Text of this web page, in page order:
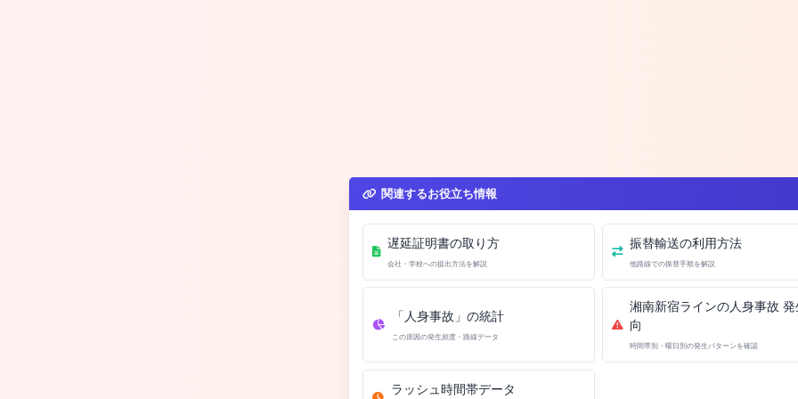
関連するお役立ち情報
遅延証明書の取り方
会社・学校への提出方法を解説
振替輸送の利用方法
他路線での振替手順を解説
「人身事故」の統計
この原因の発生頻度・路線データ
湘南新宿ラインの人身事故
向
時間帯別・曜日別の発生パターンを確認
ラッシュ時間帯データ